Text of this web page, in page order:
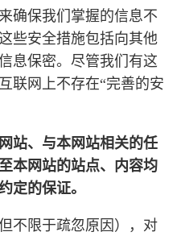
确保我们掌握的信息不
些安全措施包括向其他
息保密。尽管我们有这
联网上不存在“完善的安
站、与本网站相关的任
本网站的站点、内容均
定的保证。
不限于疏忽原因），对